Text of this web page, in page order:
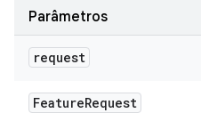
Parâmetros
request
FeatureRequest